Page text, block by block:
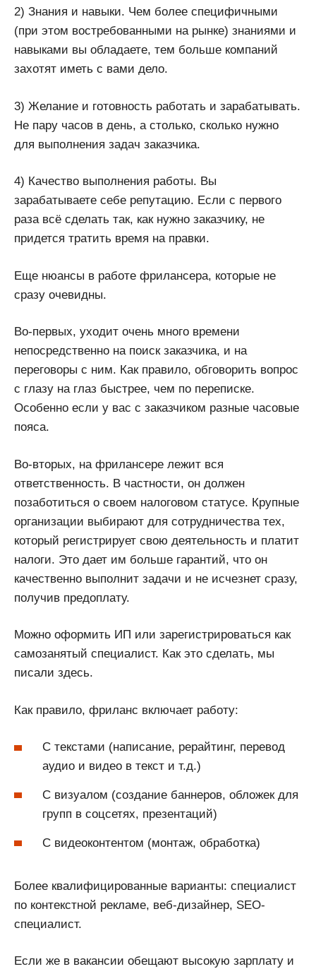
2) Знания и навыки. Чем более специфичными
(при этом востребованными на рынке) знаниями и
навыками вы обладаете, тем больше компаний
захотят иметь с вами дело.
3) Желание и готовность работать и зарабатывать.
Не пару часов в день, а столько, сколько нужно
для выполнения задач заказчика.
4) Качество выполнения работы. Вы
зарабатываете себе репутацию. Если с первого
раза всё сделать так, как нужно заказчику, не
придется тратить время на правки.
Еще нюансы в работе фрилансера, которые не
сразу очевидны.
Во-первых, уходит очень много времени
непосредственно на поиск заказчика, и на
переговоры с ним. Как правило, обговорить вопрос
с глазу на глаз быстрее, чем по переписке.
Особенно если у вас с заказчиком разные часовые
пояса.
Во-вторых, на фрилансере лежит вся
ответственность. В частности, он должен
позаботиться о своем налоговом статусе. Крупные
организации выбирают для сотрудничества тех,
который регистрирует свою деятельность и платит
налоги. Это дает им больше гарантий, что он
качественно выполнит задачи и не исчезнет сразу,
получив предоплату.
Можно оформить ИП или зарегистрироваться как
самозанятый специалист. Как это сделать, мы
писали здесь.
Как правило, фриланс включает работу:
С текстами (написание, рерайтинг, перевод
аудио и видео в текст и т.д.)
С визуалом (создание баннеров, обложек для
групп в соцсетях, презентаций)
С видеоконтентом (монтаж, обработка)
Более квалифицированные варианты: специалист
по контекстной рекламе, веб-дизайнер, SEO-
специалист.
Если же в вакансии обещают высокую зарплату и